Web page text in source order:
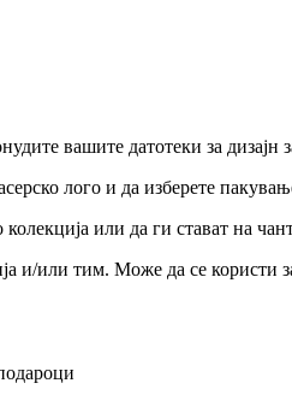
вашите датотеки за
лого и да изберете
или да ги стават на
и/или тим. Може да се користи